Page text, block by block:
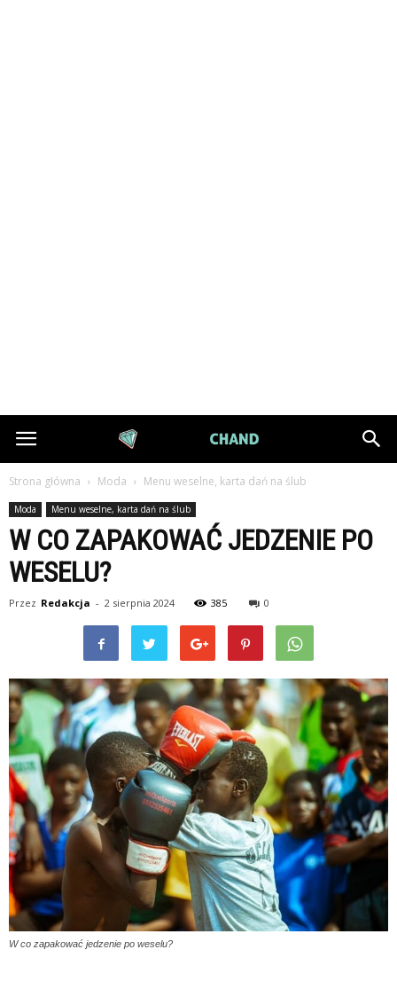
DiamondChand.pl
Strona główna Moda Menu weselne, karta dań na ślub
Moda Menu weselne, karta dań na ślub
W CO ZAPAKOWAĆ JEDZENIE PO
WESELU?
Przez Redakcja - 2 sierpnia 2024 385 0
W co zapakować jedzenie po weselu?